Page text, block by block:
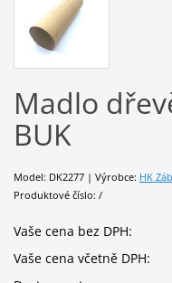
Madlo
BUK
Model: DK2277 | Výrobce: HK
Produktové číslo: /
Vaše cena bez DPH:
Vaše cena včetně DPH: